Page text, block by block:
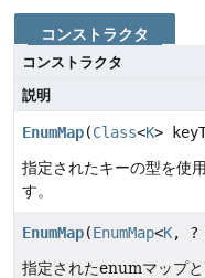
コンストラクタ
コンストラクタ
説明
EnumMap(Class<K>
指定されたキーの型を使
す。
EnumMap(EnumMap<K, ?
指定されたenumマップ